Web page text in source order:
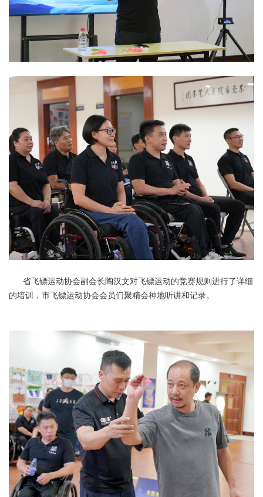
省飞镖运动协会副会长陶汉文对飞镖运动的竞赛规则进行了详细
的培训，市飞镖运动协会会员们聚精会神地听讲和记录。